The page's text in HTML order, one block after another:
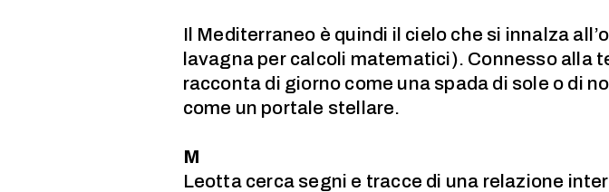
Il Mediterraneo è quindi il cielo che si innalza
lavagna per calcoli matematici). Connesso alla
racconta di giorno come una spada di sole o di
come un portale stellare.
M
Leotta cerca segni e tracce di una relazione